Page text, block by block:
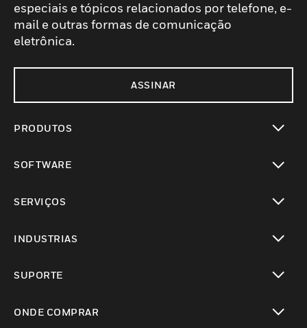
especiais e tópicos relacionados por telefone, e-
mail e outras formas de comunicação
eletrônica.
ASSINAR
PRODUTOS
SOFTWARE
SERVIÇOS
INDUSTRIAS
SUPORTE
ONDE COMPRAR